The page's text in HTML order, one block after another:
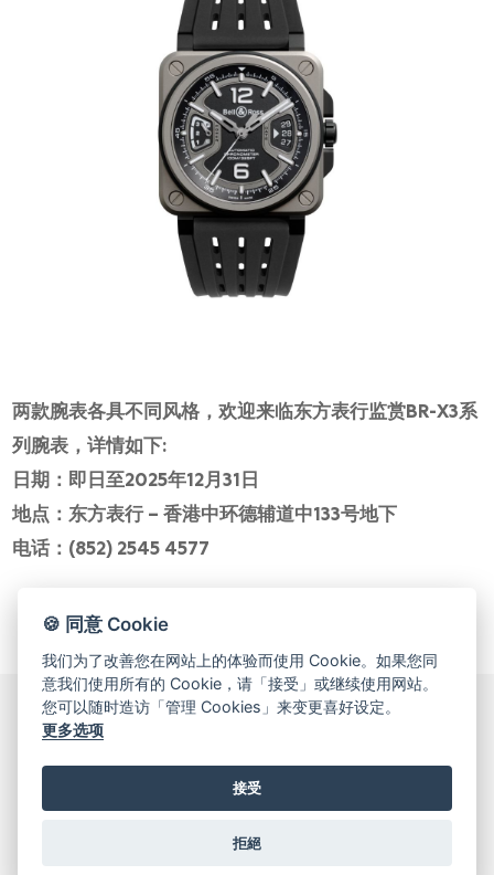
两款腕表各具不同风格，欢迎来临东方表行监赏BR-X3系
列腕表，详情如下:
日期：即日至2025年12月31日
地点：东方表行 – 香港中环德辅道中133号地下
电话：(852) 2545 4577
© 2026 Oriental Watch Company Limited.
贵金属及宝石B类注册交易商(注册号码：B-B-23-12-03776)
🍪 同意 Cookie
我们为了改善您在网站上的体验而使用 Cookie。如果您同
意我们使用所有的 Cookie，请「接受」或继续使用网站。
您可以随时造访「管理 Cookies」来变更喜好设定。
更多选项
接受
拒絕